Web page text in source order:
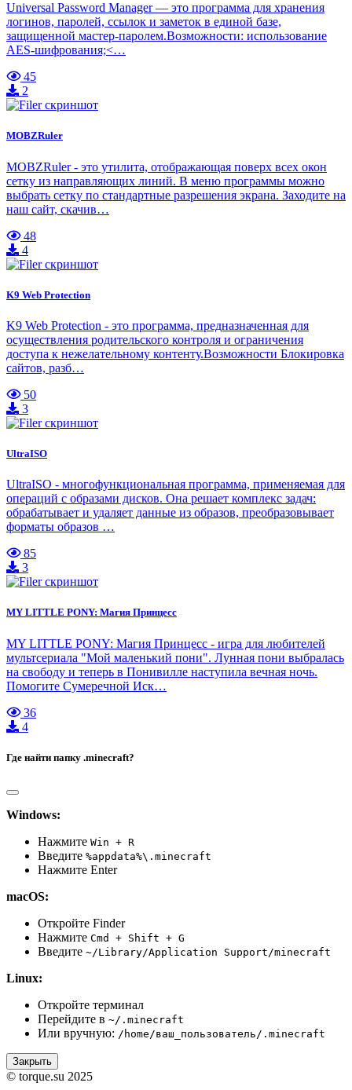
Universal Password Manager — это программа для хранения
логинов, паролей, ссылок и заметок в единой базе,
защищенной мастер-паролем.Возможности: использование
AES-шифрования;<…
45
2
MOBZRuler
MOBZRuler - это утилита, отображающая поверх всех окон
сетку из направляющих линий. В меню программы можно
выбрать сетку по стандартные разрешения экрана. Заходите на
наш сайт, скачив…
48
4
K9 Web Protection
K9 Web Protection - это программа, предназначенная для
осуществления родительского контроля и ограничения
доступа к нежелательному контенту.Возможности Блокировка
сайтов, разб…
50
3
UltraISO
UltraISO - многофункциональная программа, применяемая для
операций с образами дисков. Она решает комплекс задач:
обрабатывает и удаляет данные из образов, преобразовывает
форматы образов …
85
3
MY LITTLE PONY: Магия Принцесс
MY LITTLE PONY: Магия Принцесс - игра для любителей
мультсериала "Мой маленький пони". Лунная пони выбралась
на свободу и теперь в Понивилле наступила вечная ночь.
Помогите Сумеречной Иск…
36
4
Где найти папку .minecraft?
Windows:
Нажмите Win + R
Введите %appdata%\.minecraft
Нажмите Enter
macOS:
Откройте Finder
Нажмите Cmd + Shift + G
Введите ~/Library/Application Support/minecraft
Linux:
Откройте терминал
Перейдите в ~/.minecraft
Или вручную: /home/ваш_пользователь/.minecraft
Закрыть
© torque.su 2025